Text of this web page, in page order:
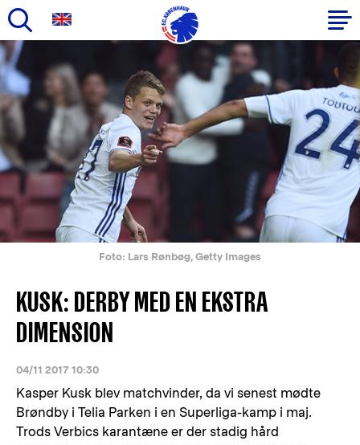
Gå
til
hovedindhold
Primær
navigation
Foto: Lars Rønbøg, Getty Images
KUSK: DERBY MED EN EKSTRA
DIMENSION
04/11 2017 10:30
Kasper Kusk blev matchvinder, da vi senest mødte
Brøndby i Telia Parken i en Superliga-kamp i maj.
Trods Verbics karantæne er der stadig hård